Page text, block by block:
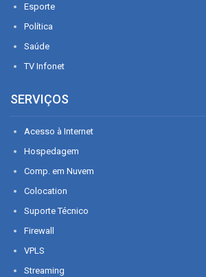
Esporte
Política
Saúde
TV Infonet
SERVIÇOS
Acesso à Internet
Hospedagem
Comp. em Nuvem
Colocation
Suporte Técnico
Firewall
VPLS
Streaming